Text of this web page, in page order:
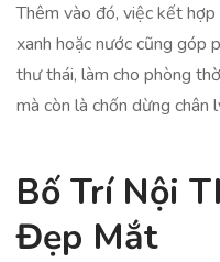
Thêm vào đó, việc kết
xanh hoặc nước cũng góp
thư thái, làm cho phòng
mà còn là chốn dừng chân
Bố Trí Nội
Đẹp Mắt